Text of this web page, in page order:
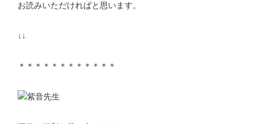
お読みいただければと思います。
↓↓
＊＊＊＊＊＊＊＊＊＊＊＊